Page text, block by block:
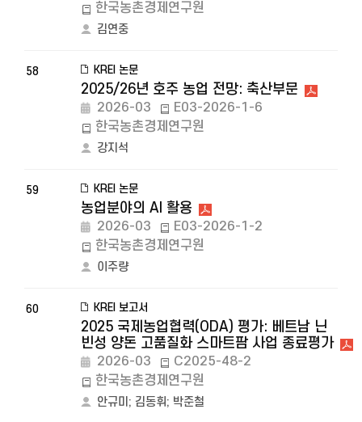
한국농촌경제연구원
김연중
58 KREI 논문
2025/26년 호주 농업 전망: 축산부문
2026-03
E03-2026-1-6
한국농촌경제연구원
강지석
59 KREI 논문
농업분야의 AI 활용
2026-03
E03-2026-1-2
한국농촌경제연구원
이주량
60 KREI 보고서
2025 국제농업협력(ODA) 평가: 베트남 닌
빈성 양돈 고품질화 스마트팜 사업 종료평가
2026-03
C2025-48-2
한국농촌경제연구원
안규미 ; 김동휘; 박준철